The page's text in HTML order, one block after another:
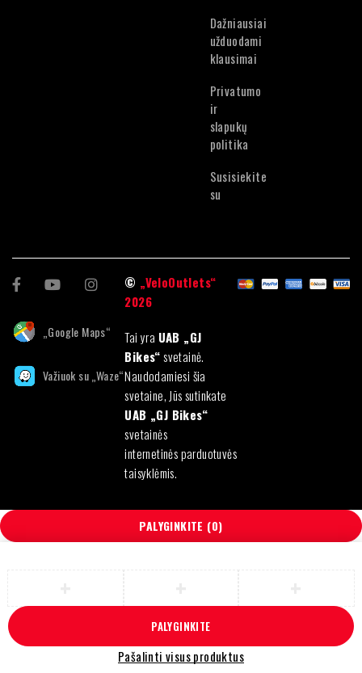
Dažniausiai
užduodami
klausimai
Privatumo
ir
slapukų
politika
Susisiekite
su
„Google Maps“
Važiuok su „Waze“
© „VeloOutlets“
2026
Tai yra UAB „GJ
Bikes“svetainė.
Naudodamiesi šia
svetaine, Jūs sutinkate
UAB „GJ Bikes“
svetainės
internetinės parduotuvės
taisyklėmis.
PALYGINKITE (0)
PALYGINKITE
Pašalinti visus produktus